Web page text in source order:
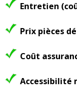
Entretien
Prix pièces
Coût
Accessibilité